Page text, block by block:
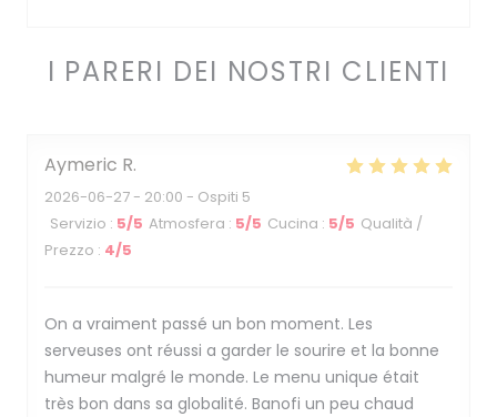
I PARERI DEI NOSTRI CLIENTI
Aymeric R
2026-06-27 - 20:00 - Ospiti 5
Servizio : 5/5 Atmosfera : 5/5 Cucina : 5/5 Qualità /
Prezzo : 4/5
On a vraiment passé un bon moment. Les
serveuses ont réussi a garder le sourire et la bonne
humeur malgré le monde. Le menu unique était
très bon dans sa globalité. Banofi un peu chaud